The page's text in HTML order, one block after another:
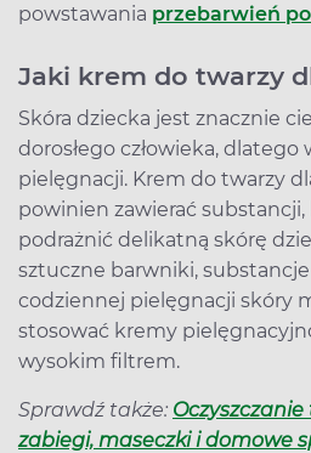
powstawania przebarwień
Jaki krem do twarzy
Skóra dziecka jest znacznie
dorosłego człowieka,
pielęgnacji. Krem do twarzy
powinien zawierać
podrażnić delikatną skórę
sztuczne barwniki,
codziennej pielęgnacji skóry
stosować kremy
wysokim filtrem.
Sprawdź także:
zabiegi, maseczki i domowe